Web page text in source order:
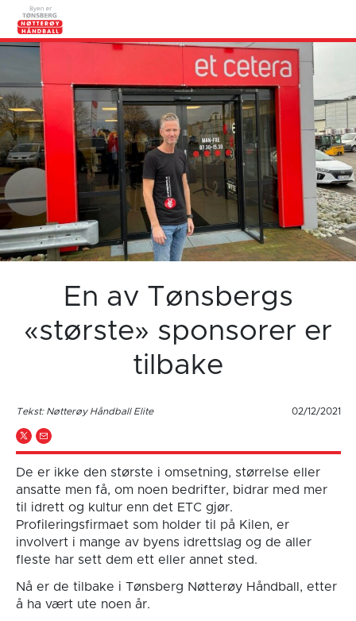
En av Tønsbergs
«største» sponsorer er
tilbake
Tekst: Nøtterøy Håndball Elite 02/12/2021
De er ikke den største i omsetning, størrelse eller
ansatte men få, om noen bedrifter, bidrar med mer
til idrett og kultur enn det ETC gjør.
Profileringsfirmaet som holder til på Kilen, er
involvert i mange av byens idrettslag og de aller
fleste har sett dem ett eller annet sted.
Nå er de tilbake i Tønsberg Nøtterøy Håndball, etter
å ha vært ute noen år.